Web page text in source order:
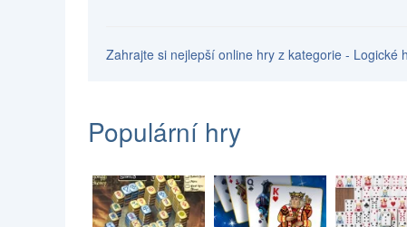
Zahrajte si nejlepší online hry z kategorie -
Populární hry